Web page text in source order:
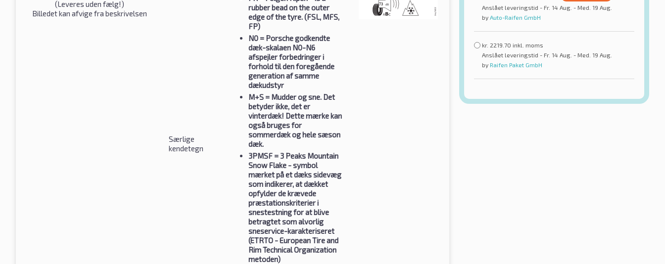
(Leveres uden fælg!)
Billedet kan afvige fra beskrivelsen
Særlige
kendetegn
rubber bead on the outer
edge of the tyre. (FSL, MFS,
FP)
N0= Porsche godkendte
dæk-skalaen N0-N6
afspejler forbedringer i
forhold til den foregående
generation af samme
dækudstyr
M+S= Mudder og sne. Det
betyder ikke, det er
vinterdæk! Dette mærke kan
også bruges for
sommerdæk og hele sæson
dæk.
3PMSF= 3 Peaks Mountain
Snow Flake - symbol
mærket på et dæks sidevæg
som indikerer, at dækket
opfylder de krævede
præstationskriterier i
snestestning for at blive
betragtet som alvorlig
sneservice-karakteriseret
(ETRTO - European Tire and
Rim Technical Organization
metoden)
Anslået leveringstid - Fr. 14 Aug. - Med. 19 Aug.
by Auto-Raifen GmbH
kr. 2219.70 inkl. moms
Anslået leveringstid - Fr. 14 Aug. - Med. 19 Aug.
by Raifen Paket GmbH